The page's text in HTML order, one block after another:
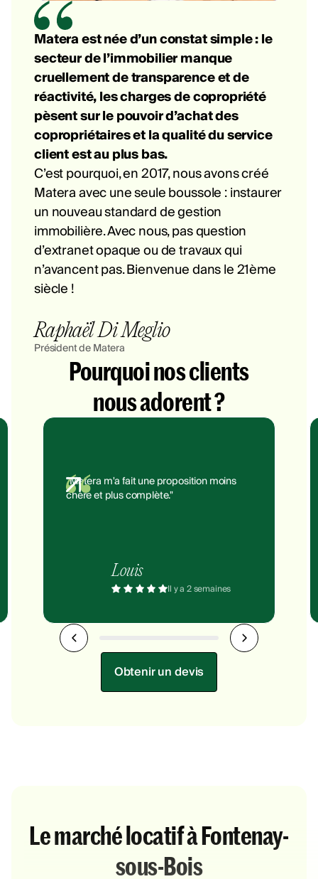
Matera est née d’un constat simple : le
secteur de l’immobilier manque
cruellement de transparence et de
réactivité, les charges de copropriété
pèsent sur le pouvoir d’achat des
copropriétaires et la qualité du service
client est au plus bas.
C’est pourquoi, en 2017, nous avons créé
Matera avec une seule boussole : instaurer
un nouveau standard de gestion
immobilière. Avec nous, pas question
d’extranet opaque ou de travaux qui
n’avancent pas. Bienvenue dans le 21ème
siècle !
Raphaël Di Meglio
Président de Matera
Pourquoi nos clients
nous adorent ?
"Matera m'a fait une proposition moins
chère et plus complète."
Louis
Il y a 2 semaines
Obtenir un devis
Le marché locatif à Fontenay-
sous-Bois